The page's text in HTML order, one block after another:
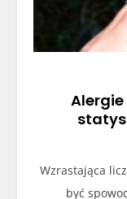
Alergie
Wzrastająca
być